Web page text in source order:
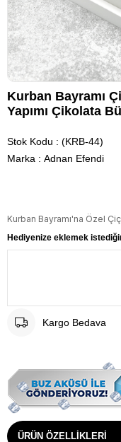
Kurban Bayramı
Yapımı Çikolata
Stok Kodu
(KRB-44)
Marka : Adnan Efendi
Kurban Bayramı'na Özel
Hediyenize eklemek
Kargo Bedava
ÜRÜN ÖZELLIKLERI